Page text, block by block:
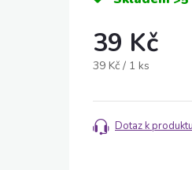
39 Kč
Měrná
39 Kč / 1 ks
Dotaz k produktu